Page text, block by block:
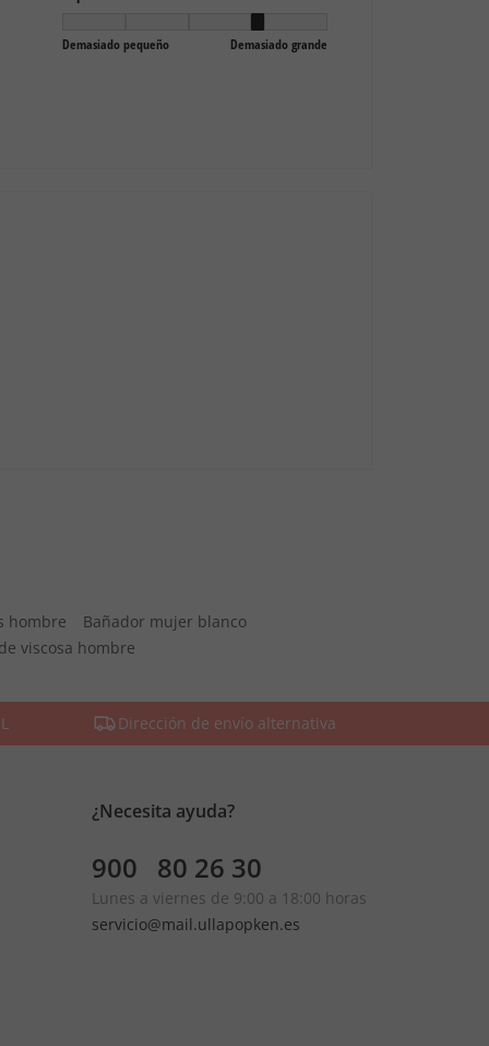
hombre
Bañador mujer blanco
viscosa hombre
Dirección de envío alternativa
¿Necesita ayuda?
900 80 26 30
Lunes a viernes de 9:00 a 18:00 horas
servicio@mail.ullapopken.es